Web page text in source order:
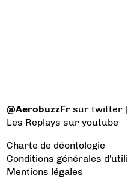
@AerobuzzFr sur twitter
Les Replays sur youtube
Charte de déontologie
Conditions générales
Mentions légales